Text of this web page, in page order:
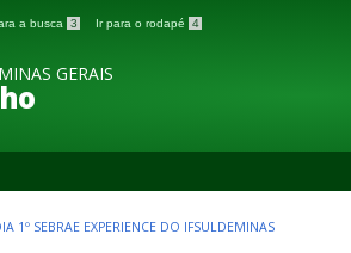
a busca 3 Ir para o rodapé 4
GERAIS
1º SEBRAE EXPERIENCE DO IFSULDEMINAS